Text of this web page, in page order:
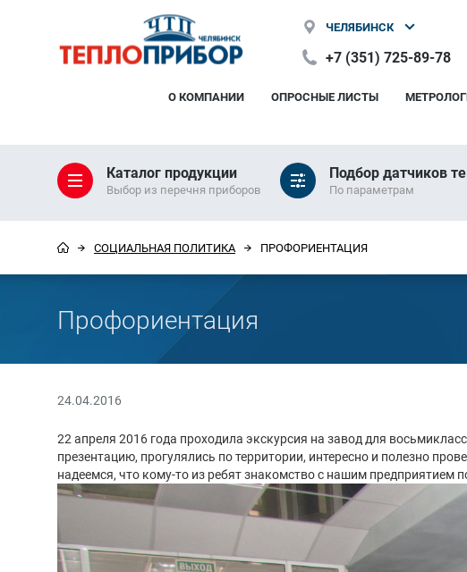
ЧЕЛЯБИНСК
+7 (351) 725-89-78
О КОМПАНИИ ОПРОСНЫЕ ЛИСТЫ
Каталог продукции
Выбор из перечня приборов
Подбор датчиков
По параметрам
СОЦИАЛЬНАЯ ПОЛИТИКА ПРОФОРИЕНТАЦИЯ
Профориентация
24.04.2016
22 апреля 2016 года проходила экскурсия на завод для
презентацию, прогулялись по территории, интересно и полезно
надеемся, что кому-то из ребят знакомство с нашим предприятием